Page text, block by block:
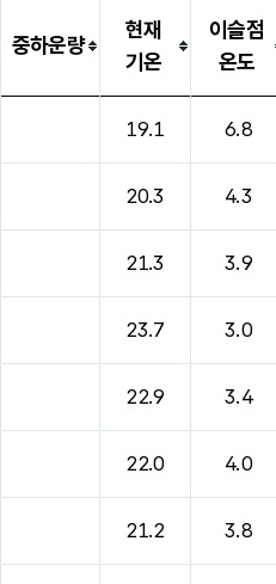
중하운량
현재
기온
이슬점
온도
19.1 6.8
20.3 4.3
21.3 3.9
23.7 3.0
22.9 3.4
22.0 4.0
21.2 3.8